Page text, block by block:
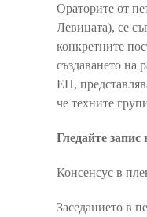
Ораторите от
Левицата), се
конкретните
създаването на
ЕП,
че техните
Гледайте
Консенсус в
Заседанието в